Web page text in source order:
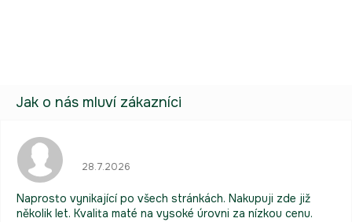
28.7.2026
Naprosto vynikající po všech stránkách. Nakupuji zde již
několik let. Kvalita maté na vysoké úrovni za nízkou cenu.